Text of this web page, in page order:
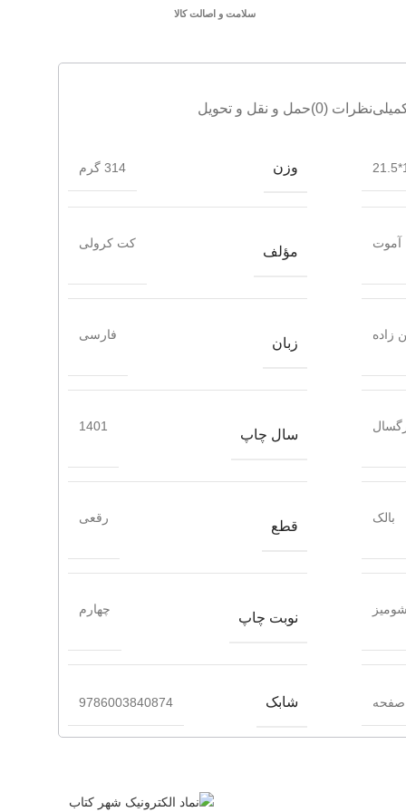
سلامت و اصالت کالا
نظرات (0) حمل و نقل و تحویل
وزن 314 گرم
آموت
مؤلف
کت کرولی
زاده
زبان
فارسی
سال چاپ
1401
بالک
قطع
رقعی
شومیز
نوبت چاپ
چهارم
شابک 9786003840874